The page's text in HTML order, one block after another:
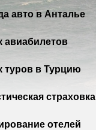
авто в Анталье
авиабилетов
туров в Турцию
страховка
отелей